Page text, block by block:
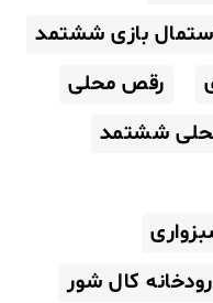
بازی ششتمد
رقص محلی
ششتمد
رودخانه کال شور